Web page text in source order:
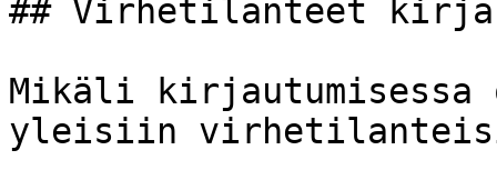
## Virhetilanteet
Mikäli kirjautumisessa
yleisiin